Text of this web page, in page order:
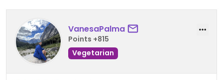
VanesaPalma
Points +815
Vegetarian